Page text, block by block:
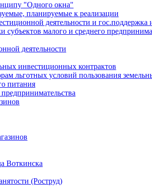
"Oдного окна"
планируемые к реализации
деятельности и гос.поддержка
малого и среднего
деятельности
инвестиционных контрактов
льготных условий пользования
питания
Воткинска
(Роструд)